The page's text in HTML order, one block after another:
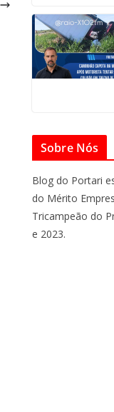
Sobre Nós
Blog do Portari
do Mérito
Tricampeão do
e 2023.